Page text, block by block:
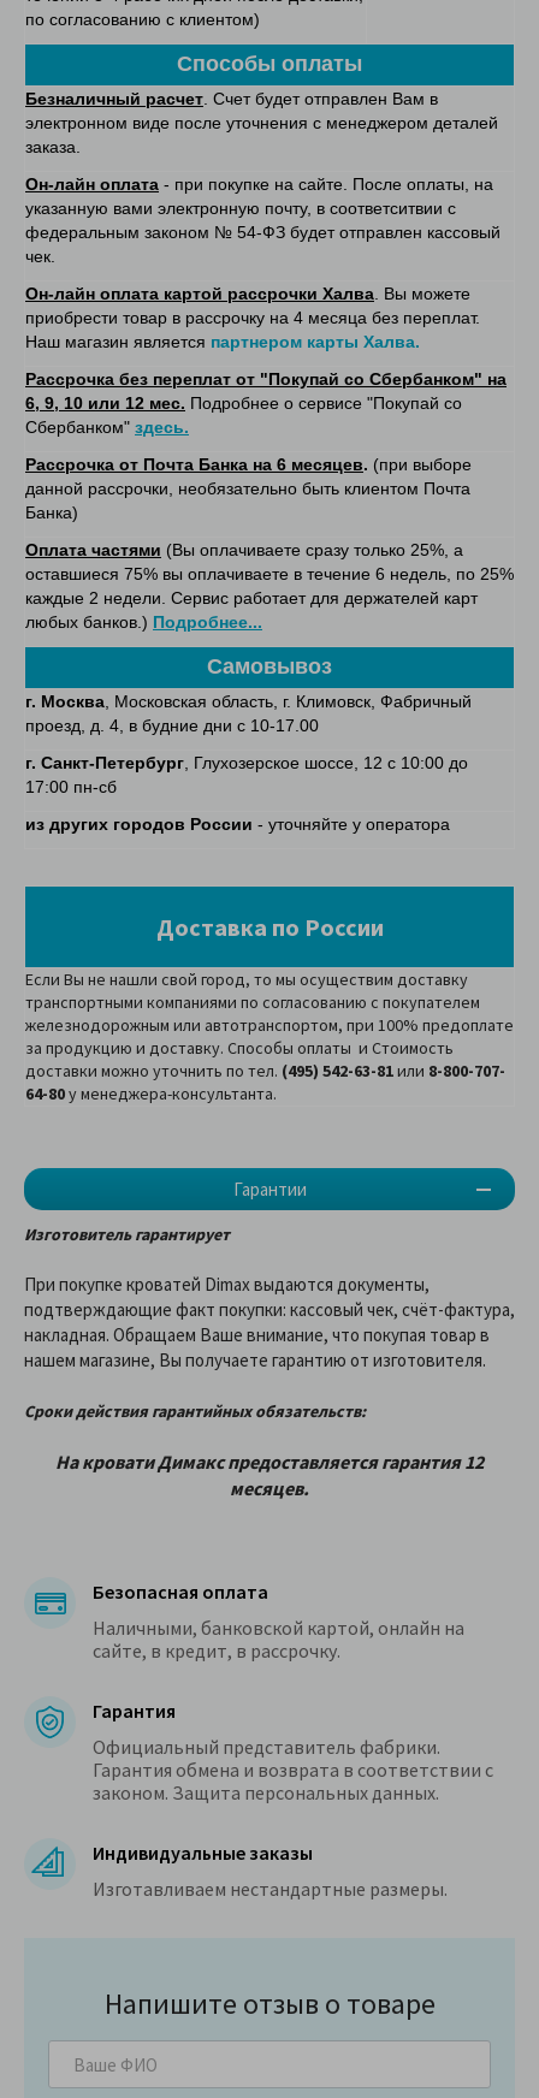
Гарантии
по согласованию с клиентом)
Способы оплаты
Безналичный расчет. Счет будет отправлен Вам в
электронном виде после уточнения с менеджером деталей
заказа.
Он-лайн оплата - при покупке на сайте. После оплаты, на
указанную вами электронную почту, в соответситвии с
федеральным законом № 54-ФЗ будет отправлен кассовый
чек.
Он-лайн оплата картой рассрочки Халва. Вы можете
приобрести товар в рассрочку на 4 месяца без переплат.
Наш магазин является партнером карты Халва.
Рассрочка без переплат от "Покупай со Сбербанком" на
6, 9, 10 или 12 мес. Подробнее о сервисе "Покупай со
Сбербанком" здесь.
Рассрочка от Почта Банка на 6 месяцев. (при выборе
данной рассрочки, необязательно быть клиентом Почта
Банка)
Оплата частями (Вы оплачиваете сразу только 25%, а
оставшиеся 75% вы оплачиваете в течение 6 недель, по 25%
каждые 2 недели. Сервис работает для держателей карт
любых банков.) Подробнее...
Самовывоз
г. Москва, Московская область, г. Климовск, Фабричный
проезд, д. 4, в будние дни с 10-17.00
г. Санкт-Петербург, Глухозерское шоссе, 12 с 10:00 до
17:00 пн-сб
из других городов России - уточняйте у оператора
Доставка по России
Если Вы не нашли свой город, то мы осуществим доставку
транспортными компаниями по согласованию с покупателем
железнодорожным или автотранспортом, при 100% предоплате
за продукцию и доставку. Способы оплаты и Стоимость
доставки можно уточнить по тел. (495) 542-63-81или 8-800-707-
64-80у менеджера-консультанта.
Изготовитель гарантирует
При покупке кроватей Dimax выдаются документы,
подтверждающие факт покупки: кассовый чек, счёт-фактура,
накладная. Обращаем Ваше внимание, что покупая товар в
нашем магазине, Вы получаете гарантию от изготовителя.
Сроки действия гарантийных обязательств:
На кроватиДимакспредоставляетcя гарантия 12
месяцев.
Безопасная оплата
Наличными, банковской картой, онлайн на
сайте, в кредит, в рассрочку.
Гарантия
Официальный представитель фабрики.
Гарантия обмена и возврата в соответствии с
законом. Защита персональных данных.
Индивидуальные заказы
Изготавливаем нестандартные размеры.
Напишите отзыв о товаре